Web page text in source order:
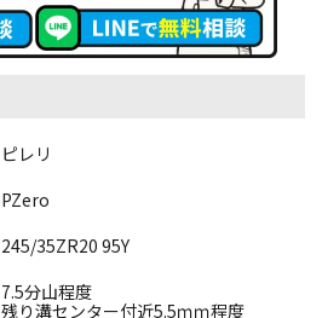
ピレリ
PZero
245/35ZR20 95Y
7.5分山程度
残り溝センター付近5.5ｍｍ程度